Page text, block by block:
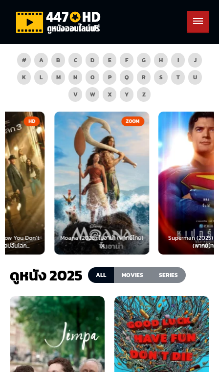
# A B C D E F G H I
J
K
L M N O P Q R S T
U
V
W X Y Z
ZOOM
Moana (2026) โมอาน่า (พากย์ไทย)
1X
HD
Superman (2025) ซุปเปอร์แมน
(พากย์ไทย)
ดูหนัง 2025 ALL MOVIES SERIES